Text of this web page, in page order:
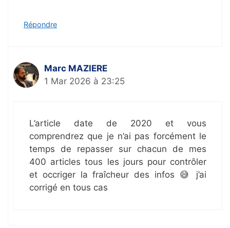
Répondre
Marc MAZIERE
1 Mar 2026 à 23:25
L’article date de 2020 et vous
comprendrez que je n’ai pas forcément le
temps de repasser sur chacun de mes
400 articles tous les jours pour contrôler
et occriger la fraîcheur des infos 😅 j’ai
corrigé en tous cas